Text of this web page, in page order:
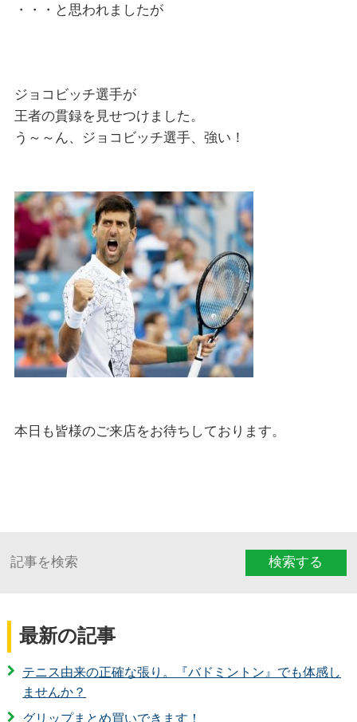
・・・と思われましたが
ジョコビッチ選手が
王者の貫録を見せつけました。
う～～ん、ジョコビッチ選手、強い！
本日も皆様のご来店をお待ちしております。
検索する
最新の記事
テニス由来の正確な張り。『バドミントン』でも体感し
ませんか？
グリップまとめ買いできます！